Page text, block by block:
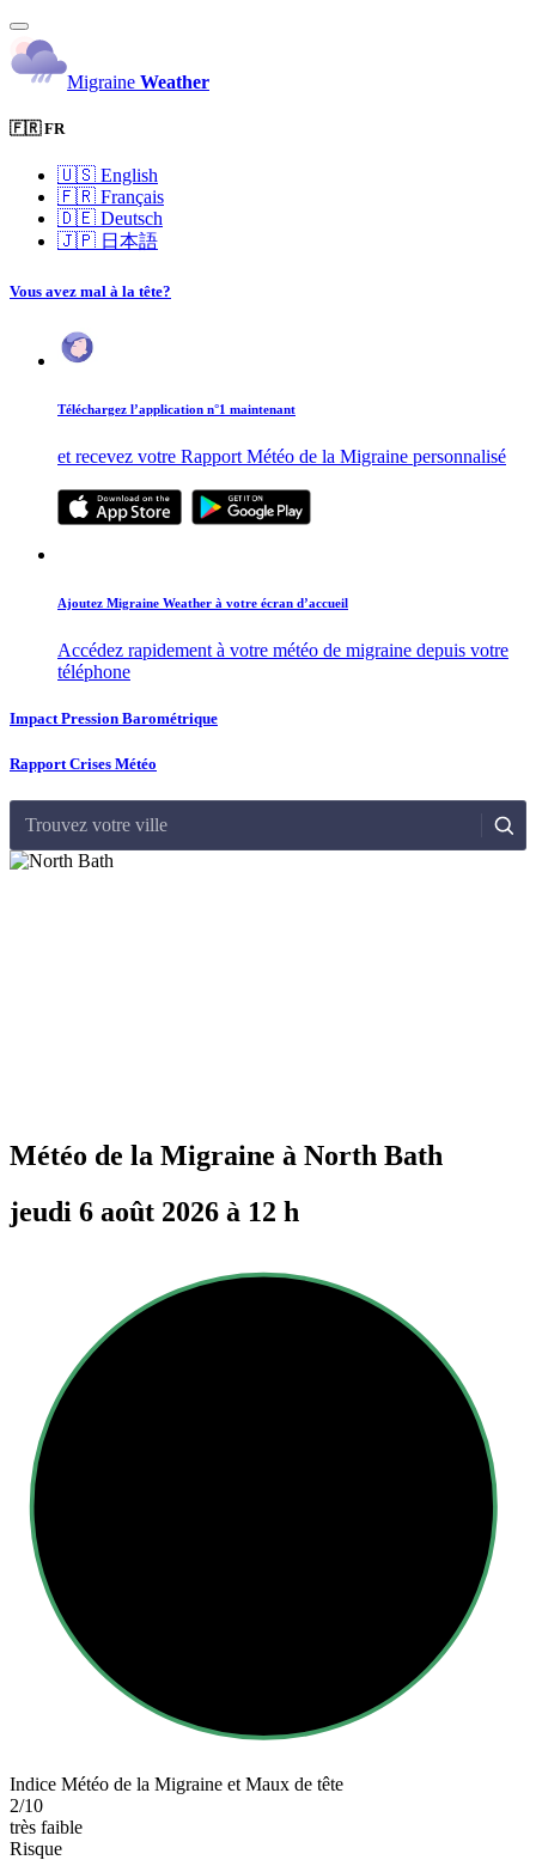
Migraine Weather
🇫🇷 FR
🇺🇸 English
🇫🇷 Français
🇩🇪 Deutsch
🇯🇵 日本語
Vous avez mal à la tête?
Téléchargez l’application n°1 maintenant
et recevez votre Rapport Météo de la Migraine personnalisé
Ajoutez Migraine Weather à votre écran d’accueil
Accédez rapidement à votre météo de migraine depuis votre
téléphone
Impact Pression Barométrique
Rapport Crises Météo
Trouvez votre ville
Météo de la Migraine à North Bath
jeudi 6 août 2026 à 12 h
Indice Météo de la Migraine et Maux de tête
2/10
très faible
Risque